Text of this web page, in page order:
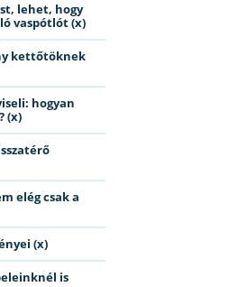
lehet, hogy
vaspótlót (x)
kettőtöknek
hogyan
(x)
elég csak a
(x)
is